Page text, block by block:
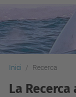
Inici Recerca
La Recerca